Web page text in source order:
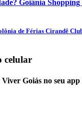
Goiânia
de Férias Cirandê
celular
Viver Goiás no seu